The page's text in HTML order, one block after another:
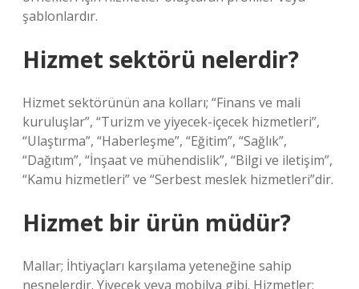
şablonlardır.
Hizmet sektörü nelerdir?
Hizmet sektörünün ana kolları; “Finans ve mali
kuruluşlar”, “Turizm ve yiyecek-içecek hizmetleri”,
“Ulaştırma”, “Haberleşme”, “Eğitim”, “Sağlık”,
“Dağıtım”, “İnşaat ve mühendislik”, “Bilgi ve iletişim”,
“Kamu hizmetleri” ve “Serbest meslek hizmetleri”dir.
Hizmet bir ürün müdür?
Mallar; İhtiyaçları karşılama yeteneğine sahip
nesnelerdir. Yiyecek veya mobilya gibi. Hizmetler;